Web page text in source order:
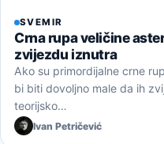
SVEMIR
Crna rupa veličine
zvijezdu iznutra
Ako su primordijalne crne
bi biti dovoljno male da ih
teorijsko…
Ivan Petričević